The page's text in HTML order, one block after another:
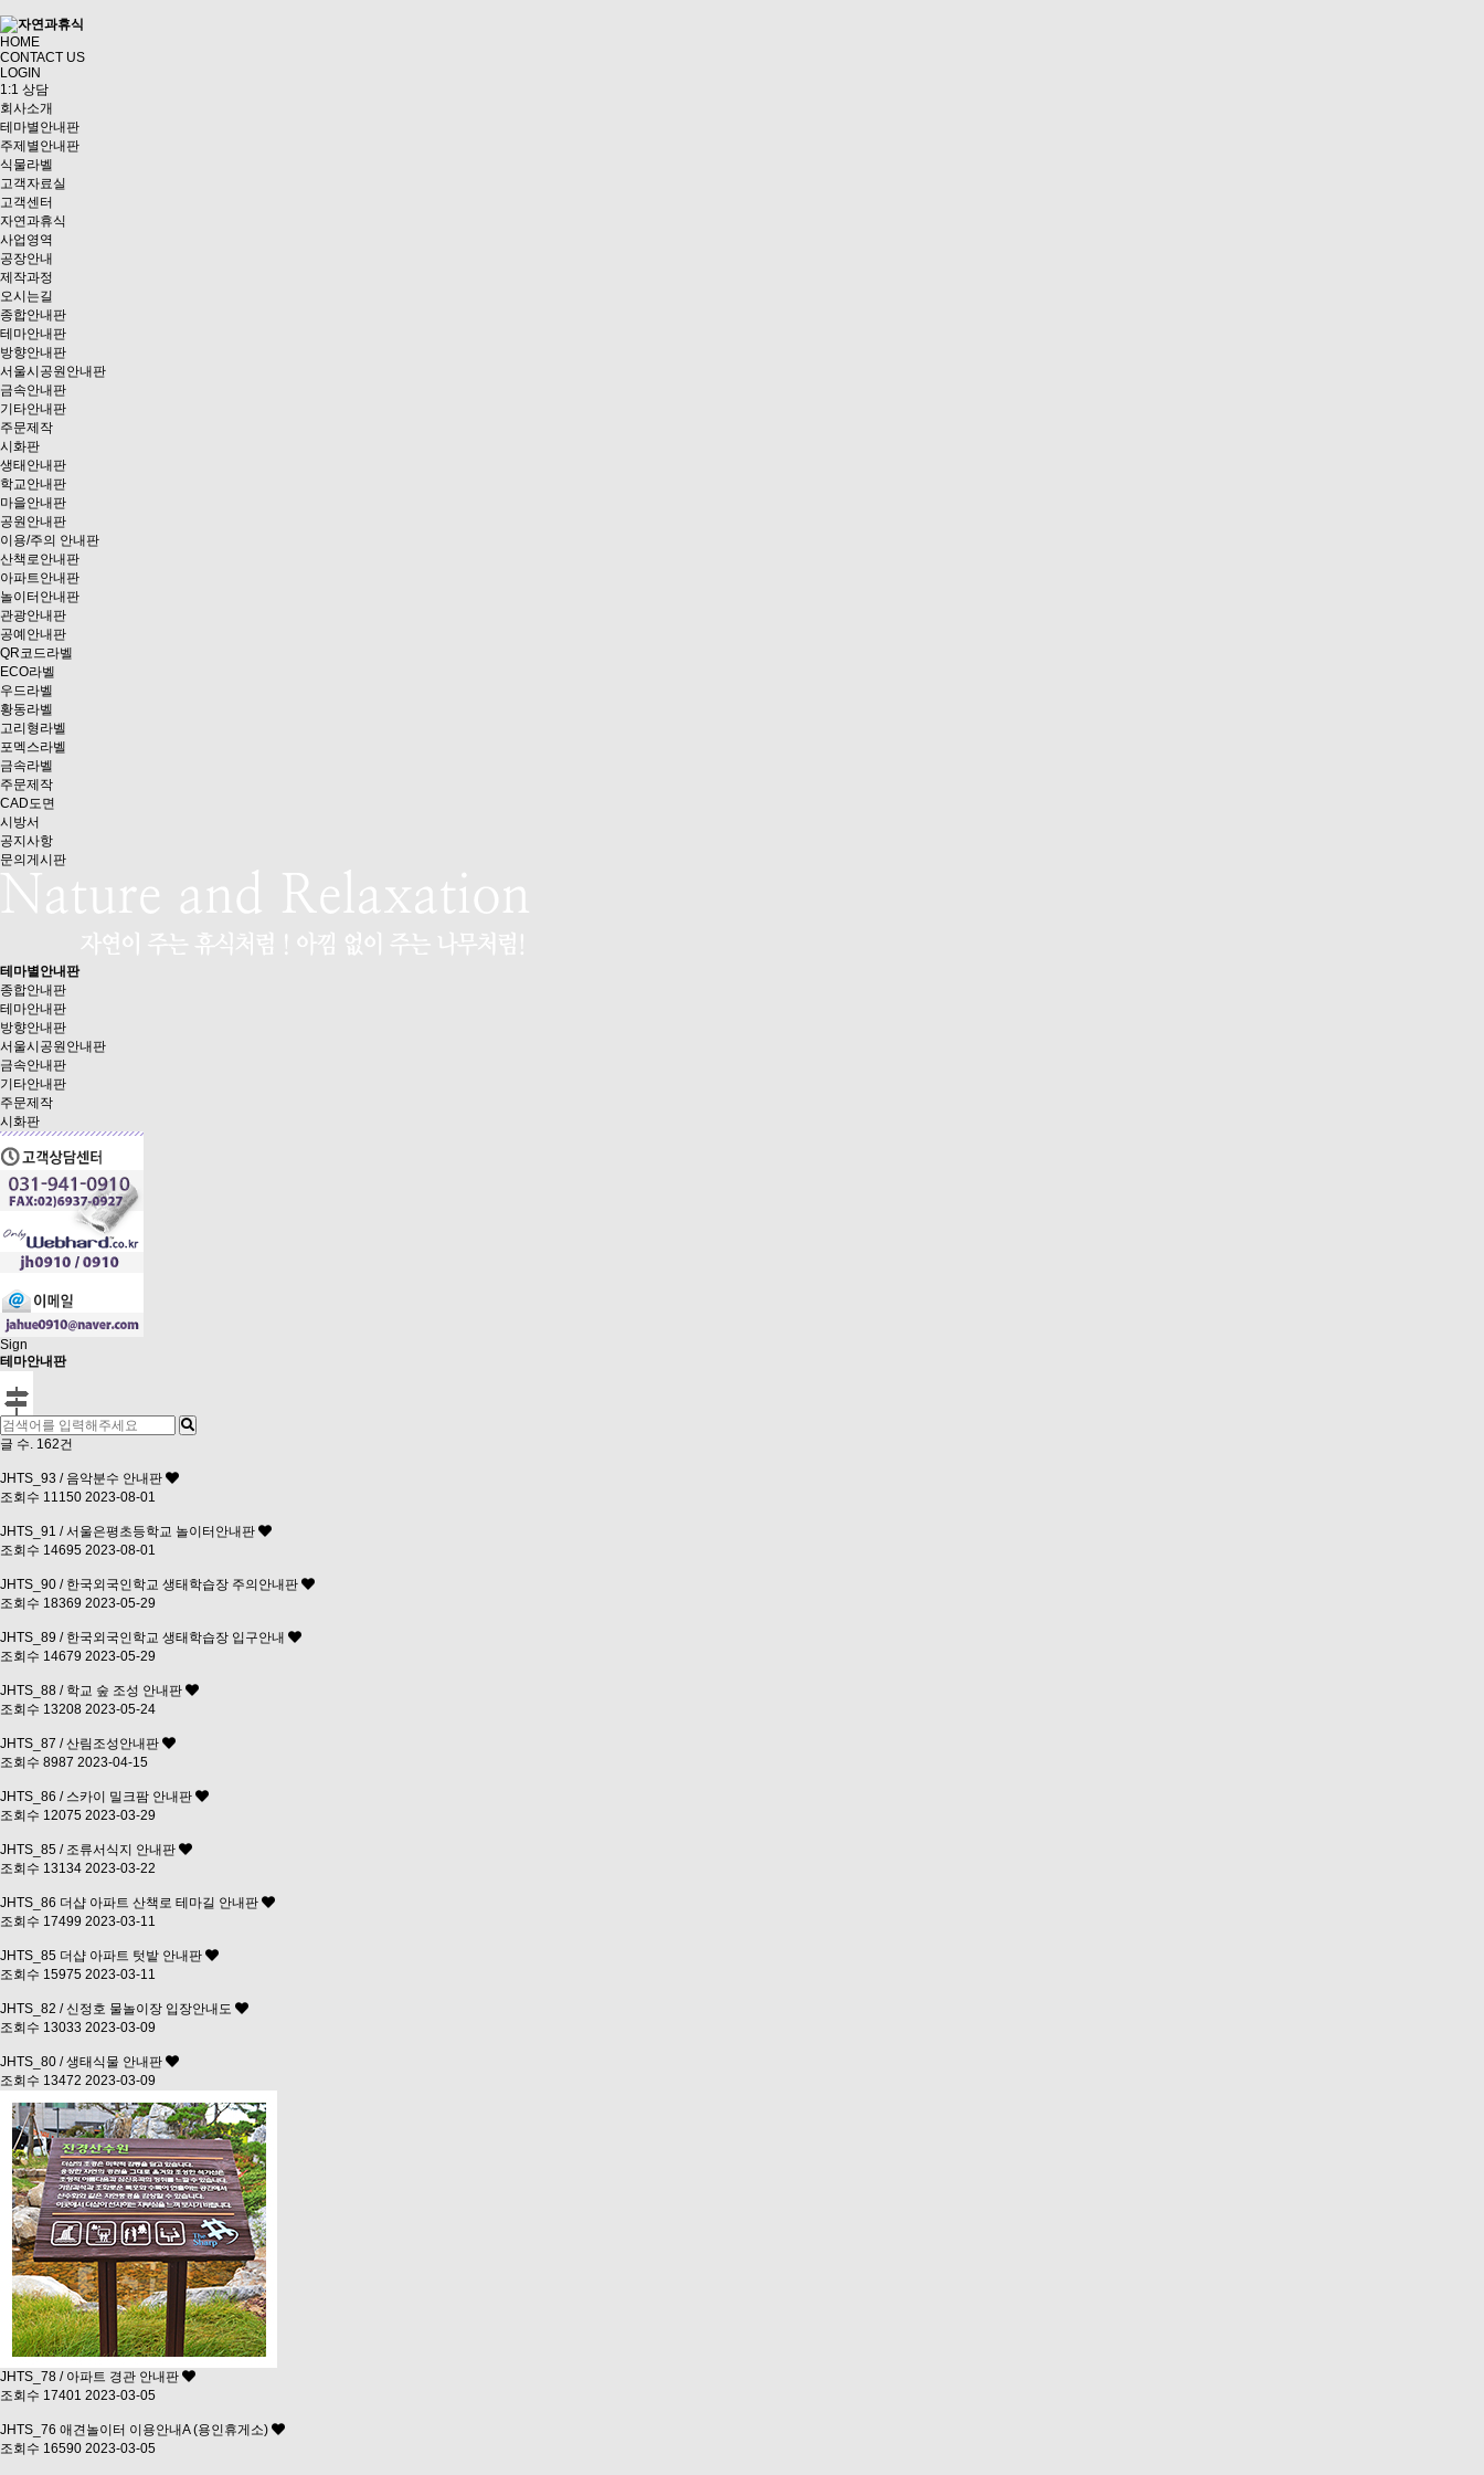
HOME
CONTACT US
LOGIN
1:1 상담
회사소개
테마별안내판
주제별안내판
식물라벨
고객자료실
고객센터
자연과휴식
사업영역
공장안내
제작과정
오시는길
종합안내판
테마안내판
방향안내판
서울시공원안내판
금속안내판
기타안내판
주문제작
시화판
생태안내판
학교안내판
마을안내판
공원안내판
이용/주의 안내판
산책로안내판
아파트안내판
놀이터안내판
관광안내판
공예안내판
QR코드라벨
ECO라벨
우드라벨
황동라벨
고리형라벨
포멕스라벨
금속라벨
주문제작
CAD도면
시방서
공지사항
문의게시판
테마별안내판
종합안내판
테마안내판
방향안내판
서울시공원안내판
금속안내판
기타안내판
주문제작
시화판
Sign
테마안내판
글 수. 162건
JHTS_93 / 음악분수 안내판
조회수 11150 2023-08-01
JHTS_91 / 서울은평초등학교 놀이터안내판
조회수 14695 2023-08-01
JHTS_90 / 한국외국인학교 생태학습장 주의안내판
조회수 18369 2023-05-29
JHTS_89 / 한국외국인학교 생태학습장 입구안내
조회수 14679 2023-05-29
JHTS_88 / 학교 숲 조성 안내판
조회수 13208 2023-05-24
JHTS_87 / 산림조성안내판
조회수 8987 2023-04-15
JHTS_86 / 스카이 밀크팜 안내판
조회수 12075 2023-03-29
JHTS_85 / 조류서식지 안내판
조회수 13134 2023-03-22
JHTS_86 더샵 아파트 산책로 테마길 안내판
조회수 17499 2023-03-11
JHTS_85 더샵 아파트 텃밭 안내판
조회수 15975 2023-03-11
JHTS_82 / 신정호 물놀이장 입장안내도
조회수 13033 2023-03-09
JHTS_80 / 생태식물 안내판
조회수 13472 2023-03-09
JHTS_78 / 아파트 경관 안내판
조회수 17401 2023-03-05
JHTS_76 애견놀이터 이용안내A (용인휴게소)
조회수 16590 2023-03-05